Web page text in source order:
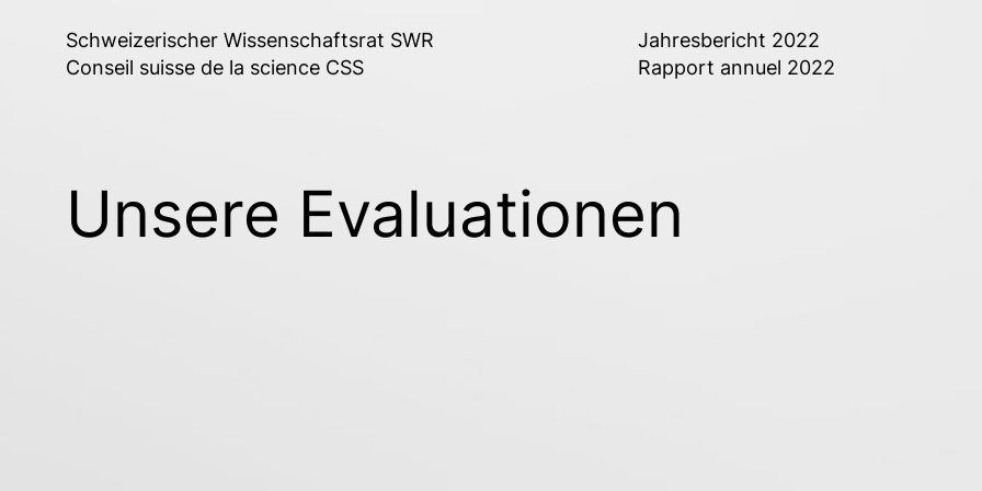
Schweizerischer Wissenschaftsrat SWR
Conseil suisse de la science CSS
Jahresbericht 2022
Rapport annuel 2022
Unsere Evaluationen